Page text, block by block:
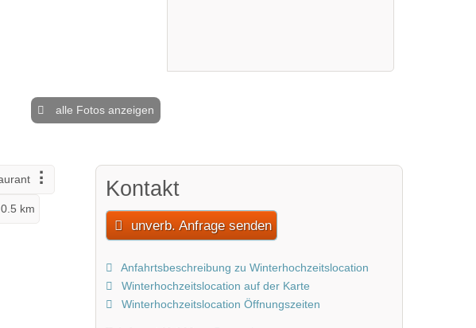
alle Fotos anzeigen
0.5 km
Kontakt
unverb. Anfrage senden
Anfahrtsbeschreibung zu Winterhochzeitslocation
Winterhochzeitslocation auf der Karte
Winterhochzeitslocation Öffnungszeiten